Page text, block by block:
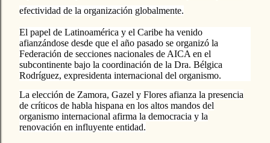
efectividad de la organización globalmente.
El papel de Latinoamérica y el Caribe ha venido
afianzándose desde que el año pasado se organizó la
Federación de secciones nacionales de AICA en el
subcontinente bajo la coordinación de la Dra. Bélgica
Rodríguez, expresidenta internacional del organismo.
La elección de Zamora, Gazel y Flores afianza la presencia
de críticos de habla hispana en los altos mandos del
organismo internacional afirma la democracia y la
renovación en influyente entidad.